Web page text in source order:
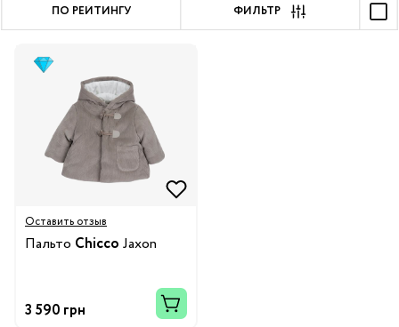
ПО РЕЙТИНГУ ФИЛЬТР
Оставить отзыв
Пальто Chicco Jaxon
3 590 грн